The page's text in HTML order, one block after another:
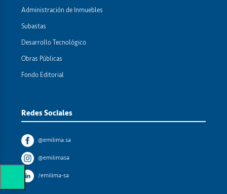
Administración de Inmuebles
Subastas
Desarrollo Tecnológico
Obras Públicas
Fondo Editorial
Redes Sociales
@emilima.sa
@emilimasa
/emilima-sa